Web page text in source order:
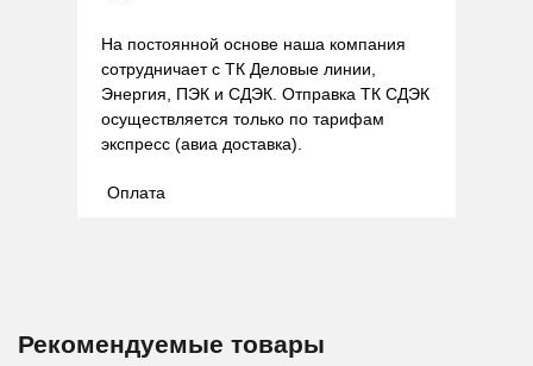
На постоянной основе наша компания
сотрудничает с ТК Деловые линии,
Энергия, ПЭК и СДЭК. Отправка ТК СДЭК
осуществляется только по тарифам
экспресс (авиа доставка).
Оплата
Рекомендуемые товары